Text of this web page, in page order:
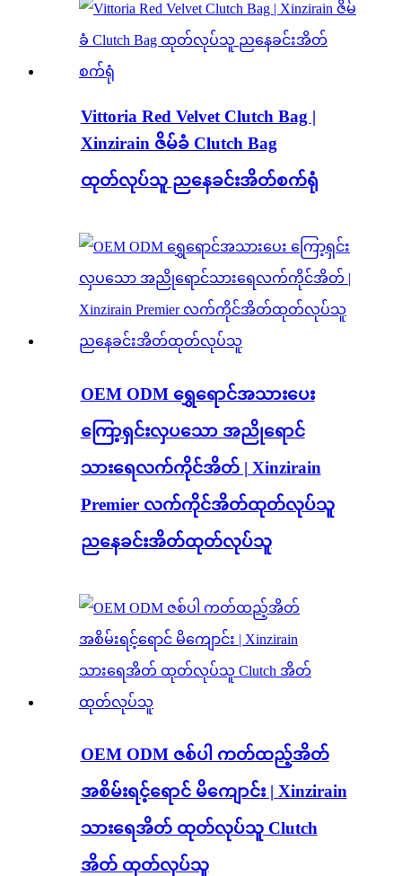
Vittoria Red Velvet Clutch Bag |
Xinzirain ဇိမ်ခံ Clutch Bag
ထုတ်လုပ်သူ ညနေခင်းအိတ်စက်ရုံ
OEM ODM ရွှေရောင်အသားပေး
ကြော့ရှင်းလှပသော အညိုရောင်
သားရေလက်ကိုင်အိတ် | Xinzirain
Premier လက်ကိုင်အိတ်ထုတ်လုပ်သူ
ညနေခင်းအိတ်ထုတ်လုပ်သူ
OEM ODM ဇစ်ပါ ကတ်ထည့်အိတ်
အစိမ်းရင့်ရောင် မိကျောင်း | Xinzirain
သားရေအိတ် ထုတ်လုပ်သူ Clutch
အိတ် ထုတ်လုပ်သူ